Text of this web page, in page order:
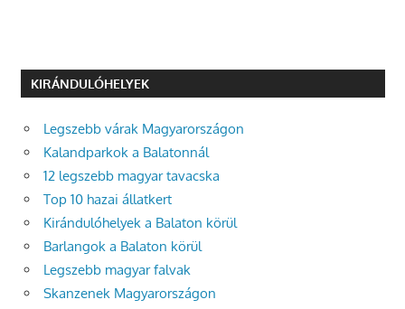
KIRÁNDULÓHELYEK
Legszebb várak Magyarországon
Kalandparkok a Balatonnál
12 legszebb magyar tavacska
Top 10 hazai állatkert
Kirándulóhelyek a Balaton körül
Barlangok a Balaton körül
Legszebb magyar falvak
Skanzenek Magyarországon